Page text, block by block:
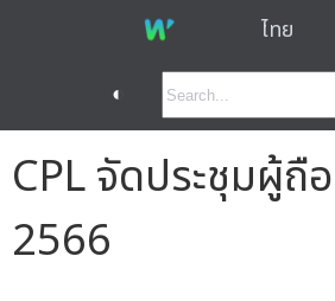
ไทย
◐
CPL จัดประชุมผู้ถื
2566